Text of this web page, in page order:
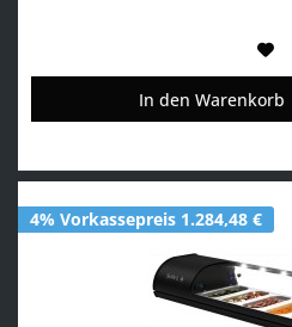
In den Warenkorb
4% Vorkassepreis 1.284,48 €